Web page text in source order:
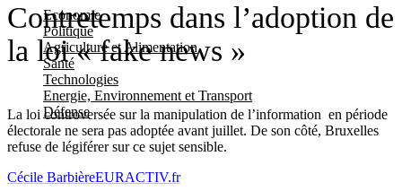
Economie
Politique
Agriculture et Alimentation
Santé
Technologies
Energie, Environnement et Transport
Défense
Contretemps dans l’adoption de
la loi « fake news »
La loi controversée sur la manipulation de l’information en période
électorale ne sera pas adoptée avant juillet. De son côté, Bruxelles
refuse de légiférer sur ce sujet sensible.
Cécile BarbièreEURACTIV.fr